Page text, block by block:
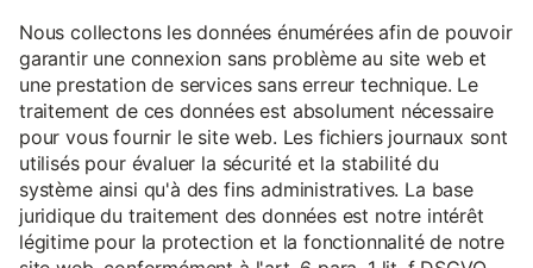
Nous collectons les données énumérées afin de pouvoir
garantir une connexion sans problème au site web et
une prestation de services sans erreur technique. Le
traitement de ces données est absolument nécessaire
pour vous fournir le site web. Les fichiers journaux sont
utilisés pour évaluer la sécurité et la stabilité du
système ainsi qu'à des fins administratives. La base
juridique du traitement des données est notre intérêt
légitime pour la protection et la fonctionnalité de notre